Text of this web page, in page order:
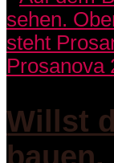
Prosanova
Willst